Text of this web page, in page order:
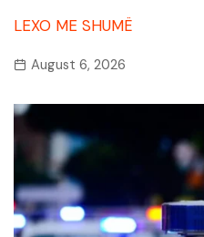
LEXO ME SHUMË
August 6, 2026